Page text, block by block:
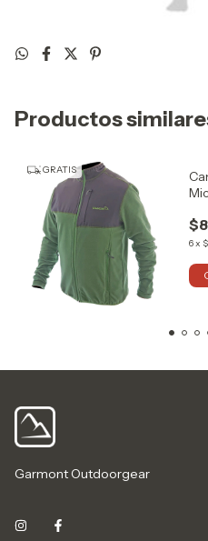
Productos
GRATIS
6x
Garmont Outdoorgear